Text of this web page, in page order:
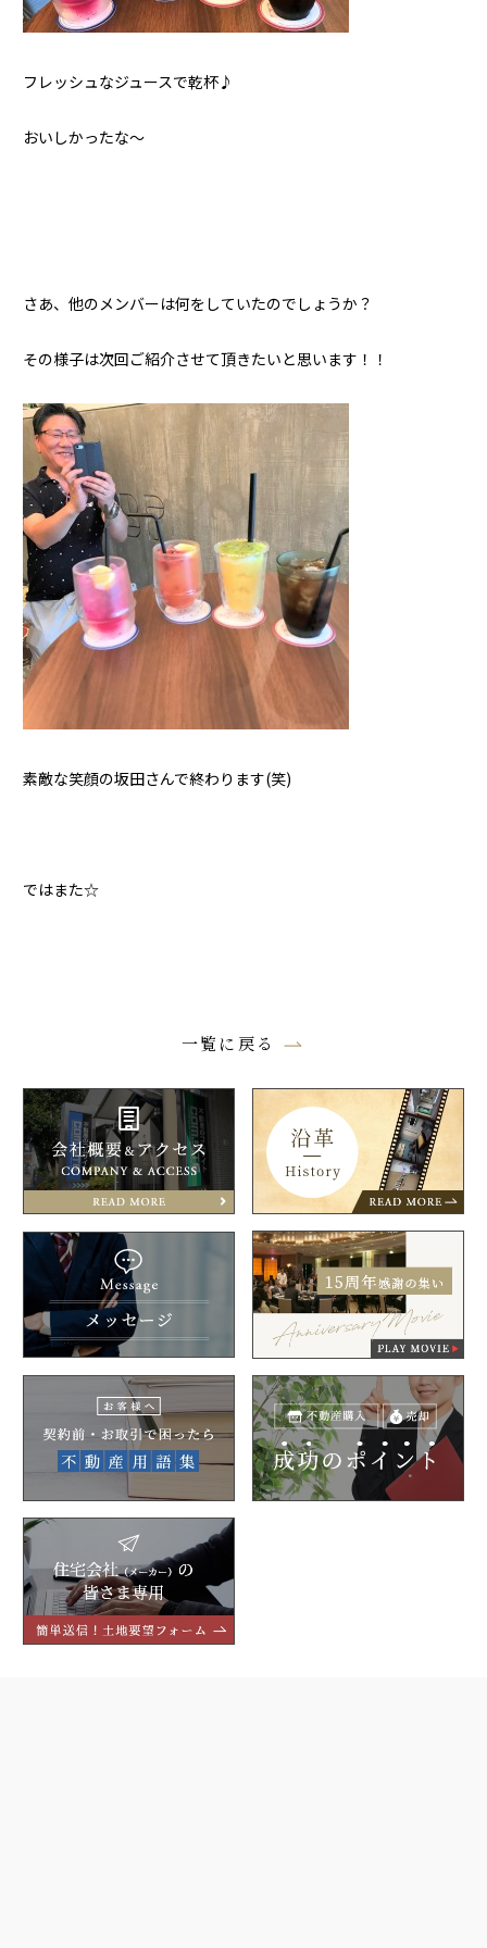
フレッシュなジュースで乾杯♪
おいしかったな～
さあ、他のメンバーは何をしていたのでしょうか？
その様子は次回ご紹介させて頂きたいと思います！！
素敵な笑顔の坂田さんで終わります(笑)
ではまた☆
一覧に戻る